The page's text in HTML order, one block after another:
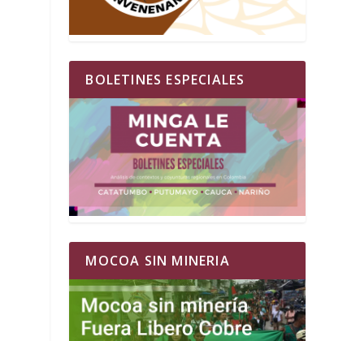
BOLETINES ESPECIALES
MOCOA SIN MINERIA